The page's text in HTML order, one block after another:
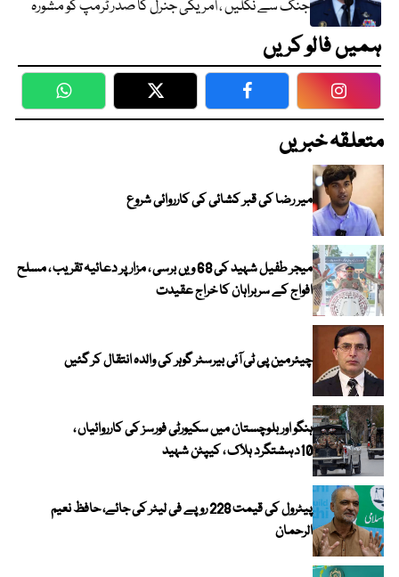
جنگ سے نکلیں ، امریکی جنرل کا صدر ٹرمپ کو مشورہ
ہمیں فالو کریں
WhatsApp Twitter Facebook
متعلقہ خبریں
میر رضا کی قبر کشائی کی کارروائی شروع
میجر طفیل شہید کی 68 ویں برسی ، مزار پر دعائیہ تقریب ، مسلح
افواج کے سربراہان کا خراج عقیدت
چیئرمین پی ٹی آئی بیرسٹر گوہر کی والدہ انتقال کر گئیں
ہنگو اور بلوچستان میں سکیورٹی فورسز کی کارروائیاں ،
10دہشتگرد ہلاک ، کیپٹن شہید
پیٹرول کی قیمت 228 روپے فی لیٹر کی جائے، حافظ نعیم
الرحمان